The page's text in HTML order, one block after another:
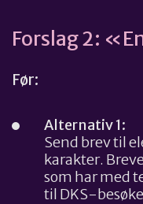
Forslag 2:
Før:
Alternativ 1:
Send brev til
karakter.
som har med
til DKS-